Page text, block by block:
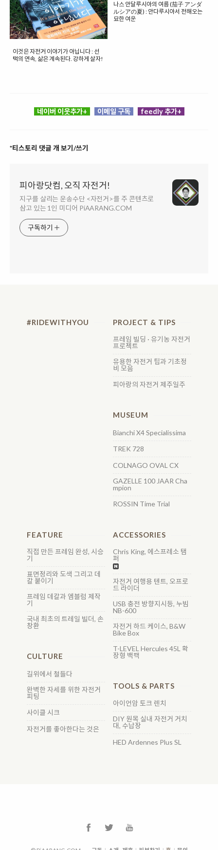
이것은 자전거 이야기가 아닙니다 : 선
택의 연속, 삶은 계속된다. 강하게 살자!
나스 안달루시아의 여름 (茄子 アンダ
ルシアの夏) : 안다루시아서 전해오는
묘한 여운
네이버 이웃추가+ 이메일 구독 feedly 추가+
*티스토리 댓글 개 보기/쓰기
피아랑닷컴, 오직 자전거!
지구를 살리는 운송수단 <자전거>를 주 콘텐츠로
삼고 있는 1인 미디어 PiAARANG.COM
구독하기
#RIDEWITHYOU PROJECT & TIPS
프레임 빌딩 · 유기농 자전거
프로젝트
유용한 자전거 팁과 기초정
비 모음
피아랑의 자전거 제주일주
MUSEUM
Bianchi X4 Specialissima
TREK 728
COLNAGO OVAL CX
GAZELLE 100 JAAR Cha
mpion
ROSSIN Time Trial
FEATURE
직접 만든 프레임 완성, 시승
기
표면정리와 도색 그리고 데
칼 붙이기
프레임 데칼과 엠블럼 제작
기
국내 최초의 트레일 빌더, 손
창환
CULTURE
길위에서 철들다
완벽한 자세를 위한 자전거
피팅
사이클 시크
자전거를 좋아한다는 것은
ACCESSORIES
Chris King, 에스프레소 탬
퍼
자전거 여행용 텐트, 오프로
드 라이더
USB 충전 방향지시등, 누빔
NB-600
자전거 하드 케이스, B&W
Bike Box
T-LEVEL Hercules 45L 확
장형 백팩
TOOLS & PARTS
아이언암 토크 렌치
DIY 원목 실내 자전거 거치
대, 수납장
HED Ardennes Plus SL